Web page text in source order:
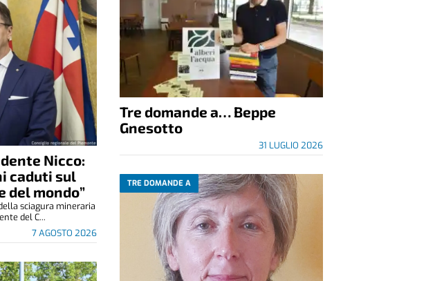
Nicco:
caduti sul
del mondo”
7 AGOSTO 2026
sciagura mineraria
del C...
Tre domande a… Beppe
Gnesotto
31 LUGLIO 2026
TRE DOMANDE A